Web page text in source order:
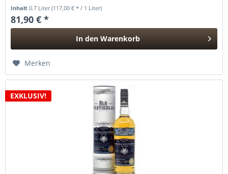
Inhalt0.7 Liter(117,00 € * / 1 Liter)
81,90 € *
In den Warenkorb
Merken
EXKLUSIV!